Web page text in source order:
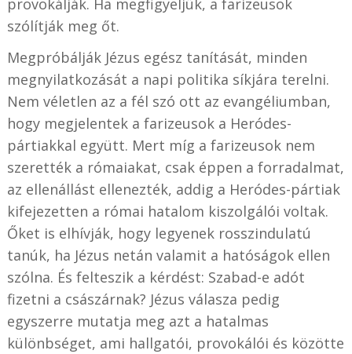
provokálják. Ha megfigyeljük, a farizeusok
szólítják meg őt.
Megpróbálják Jézus egész tanítását, minden
megnyilatkozását a napi politika síkjára terelni.
Nem véletlen az a fél szó ott az evangéliumban,
hogy megjelentek a farizeusok a Heródes-
pártiakkal együtt. Mert míg a farizeusok nem
szerették a rómaiakat, csak éppen a forradalmat,
az ellenállást ellenezték, addig a Heródes-pártiak
kifejezetten a római hatalom kiszolgálói voltak.
Őket is elhívják, hogy legyenek rosszindulatú
tanúk, ha Jézus netán valamit a hatóságok ellen
szólna. És felteszik a kérdést: Szabad-e adót
fizetni a császárnak? Jézus válasza pedig
egyszerre mutatja meg azt a hatalmas
különbséget, ami hallgatói, provokálói és közötte